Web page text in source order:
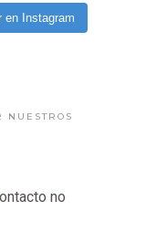
en Instagram
no